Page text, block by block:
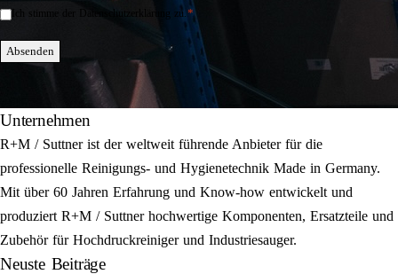
Einwilligung
Ich stimme der Datenschutzerklärung zu.*
Absenden
Unternehmen
R+M / Suttner ist der weltweit führende Anbieter für die
professionelle Reinigungs- und Hygienetechnik Made in Germany.
Mit über 60 Jahren Erfahrung und Know-how entwickelt und
produziert R+M / Suttner hochwertige Komponenten, Ersatzteile und
Zubehör für Hochdruckreiniger und Industriesauger.
Neuste Beiträge